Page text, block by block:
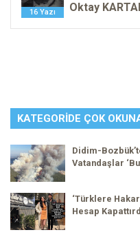
16 Yazı Oktay
KATEGORIDE ÇOK
Didim-
Vatandaşlar
‘Türklere
Hesap